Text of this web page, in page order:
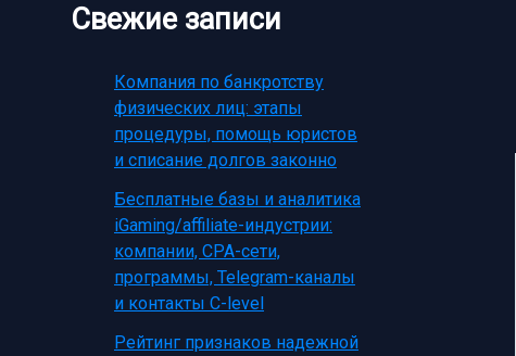
Свежие записи
Компания по банкротству
физических лиц: этапы
процедуры, помощь юристов
и списание долгов законно
Бесплатные базы и аналитика
iGaming/affiliate-индустрии:
компании, CPA-сети,
программы, Telegram-каналы
и контакты C-level
Рейтинг признаков надежной